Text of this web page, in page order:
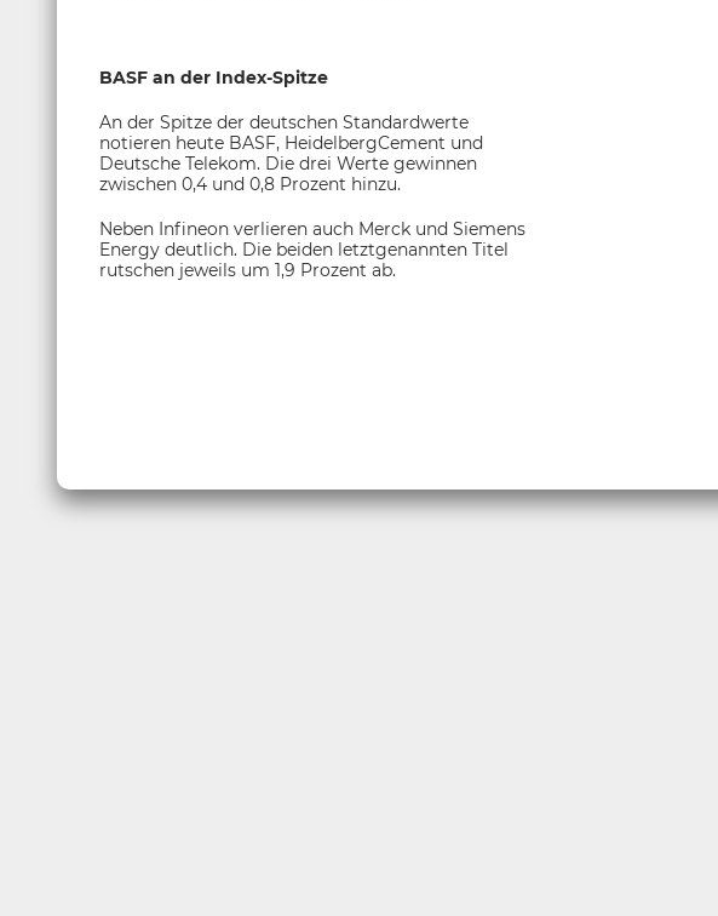
BASF an der Index-Spitze
An der Spitze der deutschen Standardwerte
notieren heute BASF, HeidelbergCement und
Deutsche Telekom. Die drei Werte gewinnen
zwischen 0,4 und 0,8 Prozent hinzu.
Neben Infineon verlieren auch Merck und Siemens
Energy deutlich. Die beiden letztgenannten Titel
rutschen jeweils um 1,9 Prozent ab.